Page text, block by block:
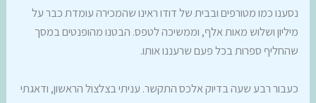
נסענו כמו מטורפים ובבית של דודו ראינו שהמכירה עומדת כבר על
מיליון ושלוש מאות אלף, וממשיכה לטפס. הבטנו מהופנטים במסך
שהחליף ספרות בכל פעם שרעננו אותו.
כעבור רבע שעה בדיוק אלכס התקשר. עניתי בצלצול הראשון, ודאגתי